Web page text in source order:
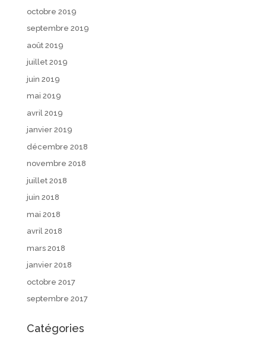
octobre 2019
septembre 2019
août 2019
juillet 2019
juin 2019
mai 2019
avril 2019
janvier 2019
décembre 2018
novembre 2018
juillet 2018
juin 2018
mai 2018
avril 2018
mars 2018
janvier 2018
octobre 2017
septembre 2017
Catégories